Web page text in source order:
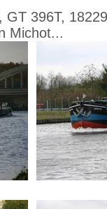
396T,
Michot...